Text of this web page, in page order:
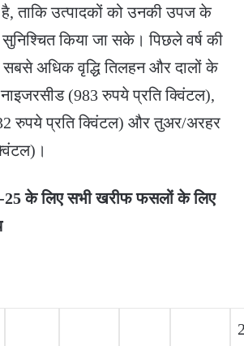
है, ताकि उत्पादकों को उनकी उपज के
किया जा सके। पिछले वर्ष की
सबसे अधिक वृद्धि तिलहन और दालों के
(983 रुपये प्रति क्विंटल),
रुपये प्रति क्विंटल) और तुअर/अरहर
25के लिए सभी खरीफ फसलों के लिए